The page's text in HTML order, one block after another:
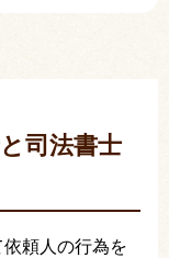
司法書士
頼人の行為を